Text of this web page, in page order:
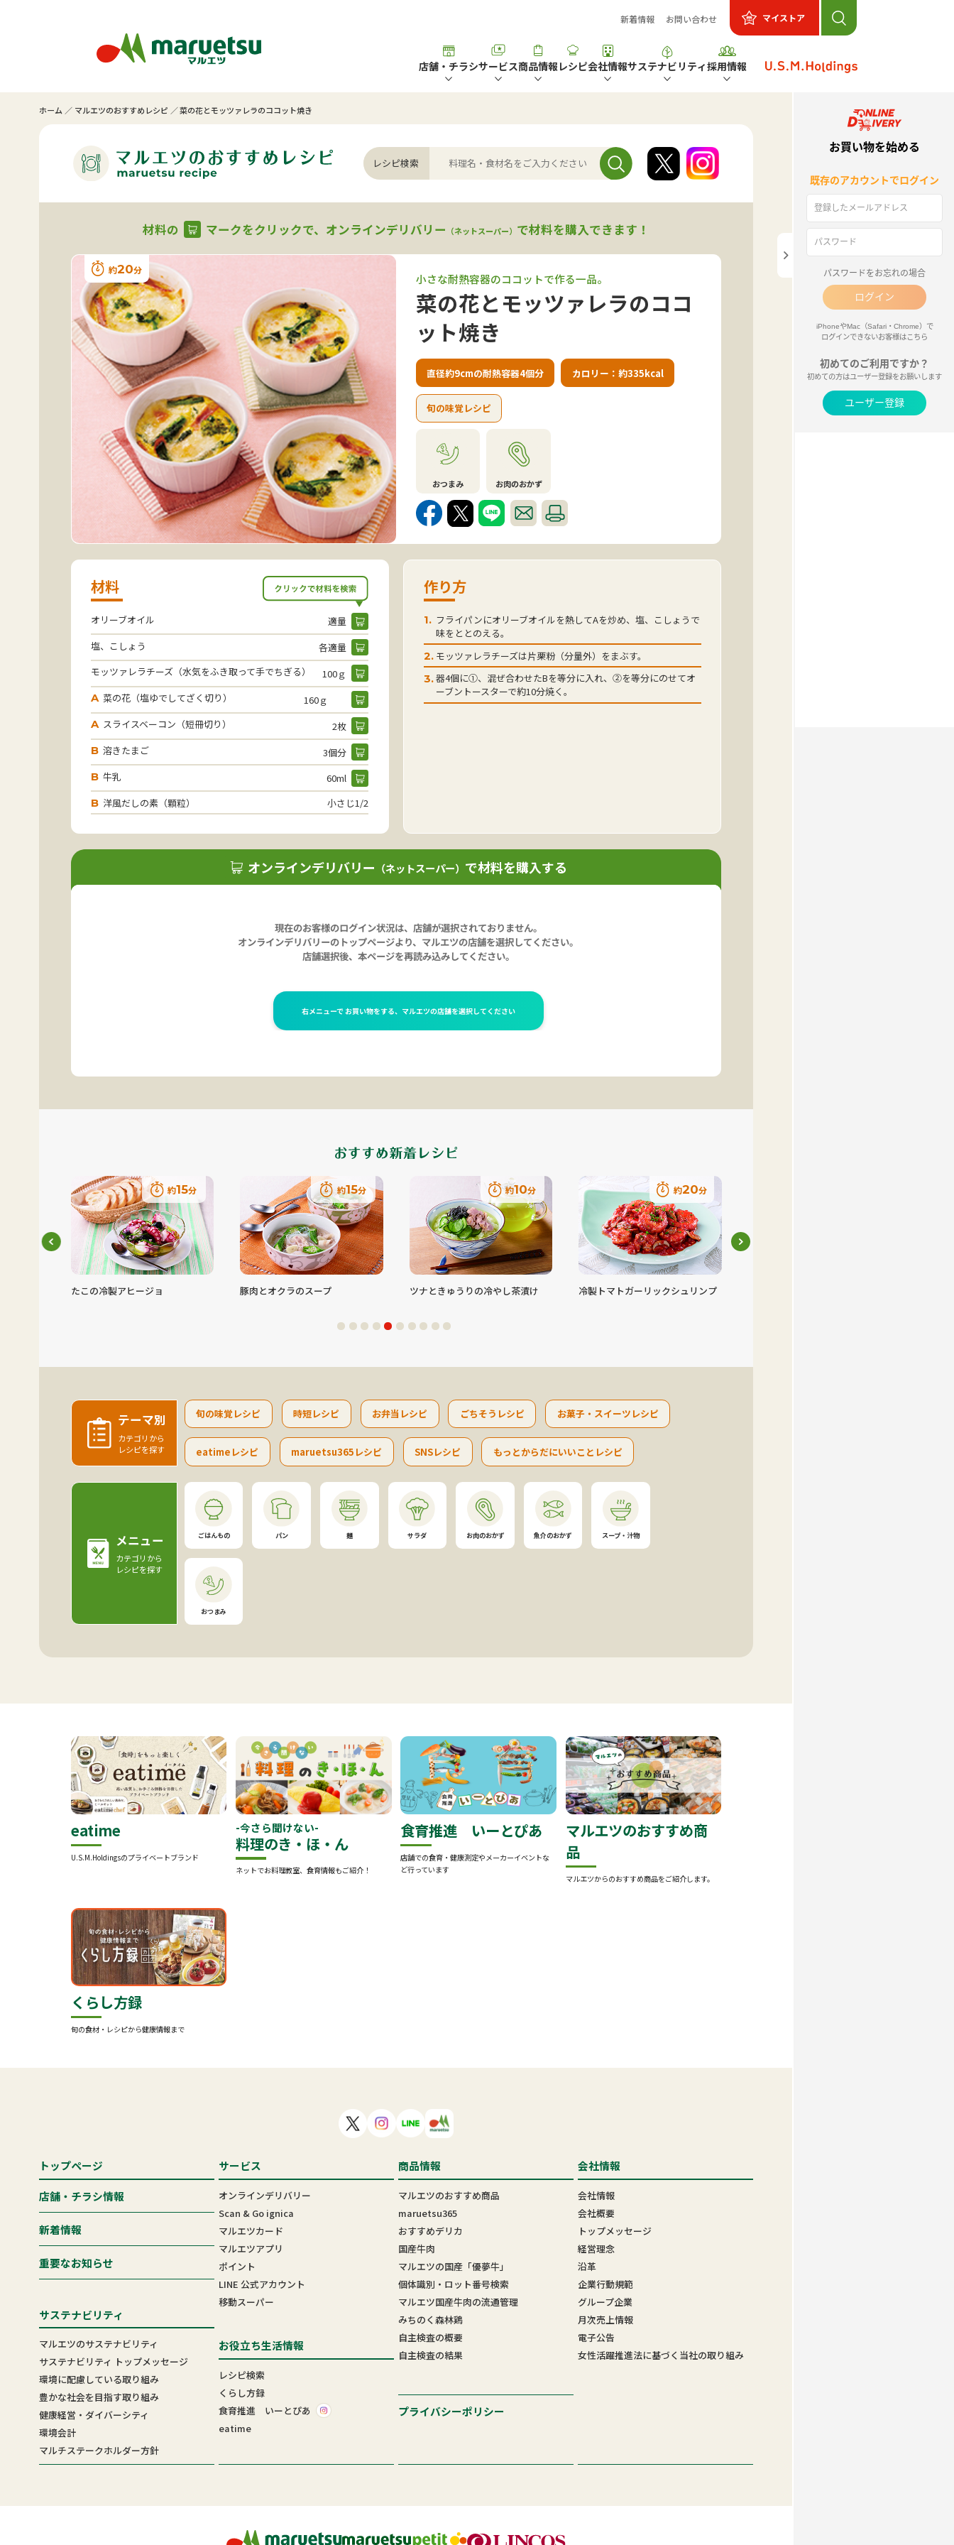
新着情報 お問い合わせ マイストア
店舗・チラシサービス商品情報 レシピ会社情報サステナビリティ採用情報
ホーム マルエツのおすすめレシピ 菜の花とモッツァレラのココット焼き
レシピ検索
材料の マークをクリックで、 オンラインデリバリー （ネットスーパー） で材料を購入できます！
約20分
小さな耐熱容器のココットで作る一品。
菜の花とモッツァレラのココ
ット焼き
直径約9cmの耐熱容器4個分 カロリー：約335kcal
旬の味覚レシピ
おつまみ お肉のおかず
材料
オリーブオイル
適量
塩、こしょう
各適量
モッツァレラチーズ（水気をふき取って手でちぎる）
100ｇ
A 菜の花（塩ゆでしてざく切り） 160ｇ
A スライスベーコン（短冊切り） 2枚
B 溶きたまご 3個分
B 牛乳 60ml
B 洋風だしの素（顆粒） 小さじ1/2
作り方
1. フライパンにオリーブオイルを熱してAを炒め、塩、こしょうで
味をととのえる。
2. モッツァレラチーズは片栗粉（分量外）をまぶす。
3.器4個に①、混ぜ合わせたBを等分に入れ、②を等分にのせてオ
ーブントースターで約10分焼く。
オンラインデリバリー （ネットスーパー） で材料を購入する
約
豚肉とオクラのスープ
約10
ツナときゅうりの冷やし茶漬け
約
冷製トマトガーリックシュリンプ
約
ゴーヤのきんぴら
テーマ別
カテゴリから
レシピを探す
旬の味覚レシピ 時短レシピ お弁当レシピ ごちそうレシピ お菓子・スイーツレシピ
eatimeレシピ maruetsu365レシピ SNSレシピ もっとからだにいいことレシピ
メニュー
カテゴリから
レシピを探す
ごはんもの パン 麺 サラダ お肉のおかず 魚介のおかず スープ・汁物
おつまみ
eatime
U.S.M.Holdingsのプライベートブランド
-今さら聞けない-
料理のき・ほ・ん
ネットでお料理教室、食育情報もご紹介！
食育推進 いーとぴあ
店舗での食育・健康測定やメーカーイベントな
ど行っています
マルエツのおすすめ商
品
マルエツからのおすすめ商品をご紹介します。
くらし方録
旬の食材・レシピから健康情報まで
トップページ
店舗・チラシ情報
新着情報
重要なお知らせ
サステナビリティ
マルエツのサステナビリティ
サステナビリティ トップメッセージ
環境に配慮している取り組み
豊かな社会を目指す取り組み
健康経営・ダイバーシティ
環境会計
マルチステークホルダー方針
サービス
オンラインデリバリー
Scan & Go ignica
マルエツカード
マルエツアプリ
ポイント
LINE 公式アカウント
移動スーパー
お役立ち生活情報
レシピ検索
くらし方録
食育推進 いーとぴあ
eatime
商品情報
マルエツのおすすめ商品
maruetsu365
おすすめデリカ
国産牛肉
マルエツの国産「優夢牛」
個体識別・ロット番号検索
マルエツ国産牛肉の流通管理
みちのく森林鶏
自主検査の概要
自主検査の結果
プライバシーポリシー
会社情報
会社情報
会社概要
トップメッセージ
経営理念
沿革
企業行動規範
グループ企業
月次売上情報
電子公告
女性活躍推進法に基づく当社の取り組み